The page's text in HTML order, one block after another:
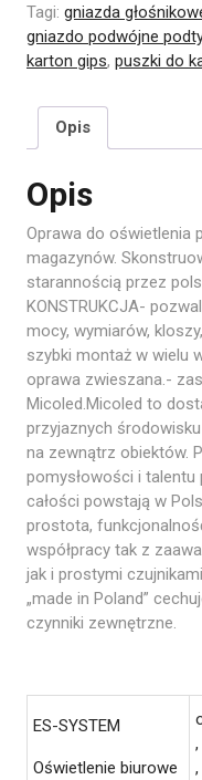
Tagi: gniazda
gniazdo podwójne
karton gips, puszki do
Opis
Opis
Oprawa do oświetlenia
magazynów.
starannością przez
KONSTRUKCJA-
mocy, wymiarów,
szybki montaż w wielu
oprawa zwieszana.-
Micoled.Micoled to
przyjaznych
na zewnątrz obiektów.
pomysłowości i
całości powstają w
prostota,
współpracy tak z
jak i prostymi
„made in Poland”
czynniki zewnętrzne.
ES-SYSTEM
Oświetlenie biurowe